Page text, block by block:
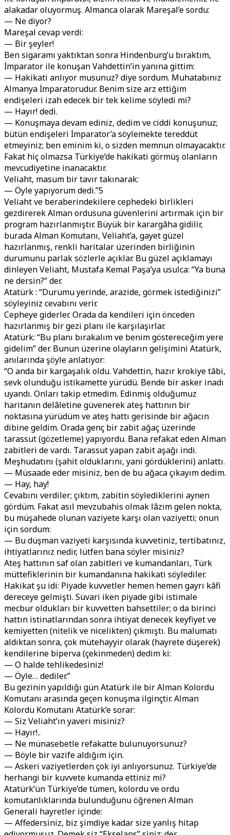
alakadar oluyormuş. Almanca olarak Mareşal’e sordu:
— Ne diyor?
Mareşal cevap verdi:
— Bir şeyler!
Ben sigaramı yaktıktan sonra Hindenburg’u bıraktım,
İmparator ile konuşan Vahdettin’in yanına gittim:
— Hakikati anlıyor musunuz? diye sordum. Muhatabınız
Almanya İmparatorudur. Benim size arz ettiğim
endişeleri izah edecek bir tek kelime söyledi mi?
— Hayır! dedi.
— Konuşmaya devam ediniz, dedim ve ciddi konuşunuz;
bütün endişeleri İmparator’a söylemekte tereddüt
etmeyiniz; ben eminim ki, o sizden memnun olmayacaktır.
Fakat hiç olmazsa Türkiye’de hakikati görmüş olanların
mevcudiyetine inanacaktır.
Veliaht, masum bir tavır takınarak:
— Öyle yapıyorum dedi.”5
Veliaht ve beraberindekilere cephedeki birlikleri
gezdirerek Alman ordusuna güvenlerini artırmak için bir
program hazırlanmıştır. Büyük bir karargâha gidilir,
burada Alman Komutanı, Veliaht’a, gayet güzel
hazırlanmış, renkli haritalar üzerinden birliğinin
durumunu parlak sözlerle açıklar. Bu güzel açıklamayı
dinleyen Veliaht, Mustafa Kemal Paşa’ya usulca: “Ya buna
ne dersin?” der.
Atatürk : “Durumu yerinde, arazide, görmek istediğinizi”
söyleyiniz cevabını verir.
Cepheye giderler. Orada da kendileri için önceden
hazırlanmış bir gezi planı ile karşılaşırlar.
Atatürk: “Bu planı bırakalım ve benim göstereceğim yere
gidelim” der. Bunun üzerine olayların gelişimini Atatürk,
anılarında şöyle anlatıyor:
“O anda bir kargaşalık oldu. Vahdettin, hazır krokiye tâbi,
sevk olunduğu istikamette yürüdü. Bende bir asker inadı
uyandı. Onları takip etmedim. Edinmiş olduğumuz
haritanın delâletine güvenerek ateş hattının bir
noktasına yürüdüm ve ateş hattı gerisinde bir ağacın
dibine geldim. Orada genç bir zabit ağaç üzerinde
tarassut (gözetleme) yapıyordu. Bana refakat eden Alman
zabitleri de vardı. Tarassut yapan zabit aşağı indi.
Meşhudatını (şahit olduklarını, yani gördüklerini) anlattı.
— Müsaade eder misiniz, ben de bu ağaca çıkayım dedim.
— Hay, hay!
Cevabını verdiler; çıktım, zabitin söylediklerini aynen
gördüm. Fakat asıl mevzubahis olmak lâzım gelen nokta,
bu müşahede olunan vaziyete karşı olan vaziyetti; onun
için sordum:
— Bu düşman vaziyeti karşısında kuvvetiniz, tertibatınız,
ihtiyatlarınız nedir, lütfen bana söyler misiniz?
Ateş hattının saf olan zabitleri ve kumandanları, Türk
müttefiklerinin bir kumandanına hakikati söylediler.
Hakikat şu idi: Piyade kuvvetler hemen hemen gayrı kâfi
dereceye gelmişti. Süvari iken piyade gibi istimale
mecbur oldukları bir kuvvetten bahsettiler; o da birinci
hattın istinatlarından sonra ihtiyat denecek keyfiyet ve
kemiyetten (nitelik ve nicelikten) çıkmıştı. Bu malumatı
aldıktan sonra, çok mütehayyir olarak (hayrete düşerek)
kendilerine biperva (çekinmeden) dedim ki:
— O halde tehlikedesiniz!
— Öyle… dediler.”
Bu gezinin yapıldığı gün Atatürk ile bir Alman Kolordu
Komutanı arasında geçen konuşma ilginçtir. Alman
Kolordu Komutanı Atatürk’e sorar:
— Siz Veliaht’ın yaveri misiniz?
— Hayır!..
— Ne münasebetle refakatte bulunuyorsunuz?
— Böyle bir vazife aldığım için.
— Askeri vaziyetlerden çok iyi anlıyorsunuz. Türkiye’de
herhangi bir kuvvete kumanda ettiniz mi?
Atatürk’ün Türkiye’de tümen, kolordu ve ordu
komutanlıklarında bulunduğunu öğrenen Alman
Generali hayretler içinde:
— Affedersiniz, biz şimdiye kadar size yanlış hitap